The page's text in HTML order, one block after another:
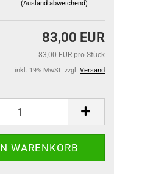
(Ausland abweichend)
83,00 EUR
83,00 EUR pro Stück
inkl. 19% MwSt. zzgl. Versand